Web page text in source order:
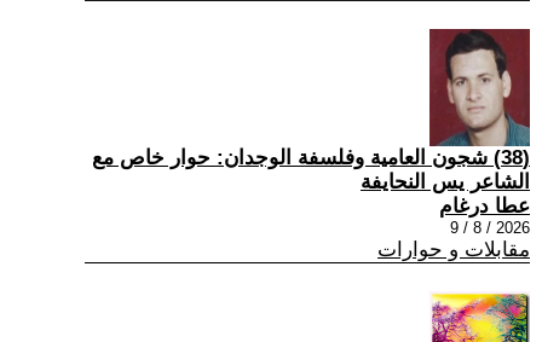
(38) شجون العامية وفلسفة الوجدان: حوار خاص مع
الشاعر يس النحايفة
عطا درغام
2026 / 8 / 9
مقابلات و حوارات